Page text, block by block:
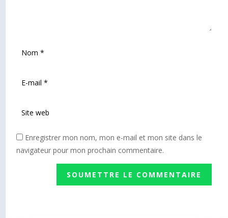
Enregistrer mon nom, mon e-mail et mon site dans le
navigateur pour mon prochain commentaire.
SOUMETTRE LE COMMENTAIRE